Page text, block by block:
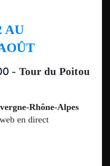
AU
- Tour du Poitou
Rhône-Alpes
en direct